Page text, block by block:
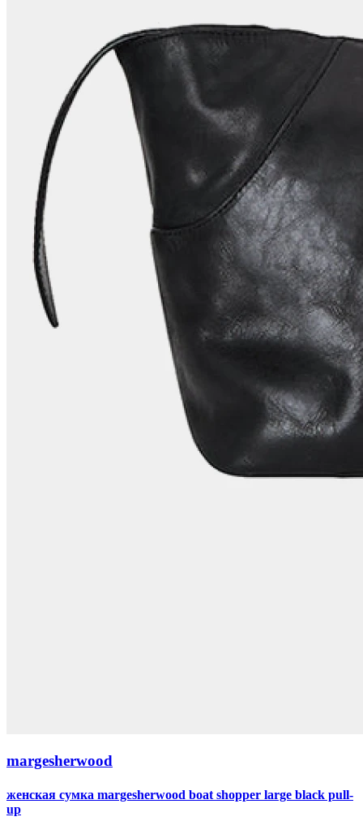
margesherwood
женская сумка margesherwood boat shopper large black pull-
up